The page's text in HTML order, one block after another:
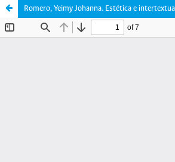
Romero, Yeimy Johanna. Estética e